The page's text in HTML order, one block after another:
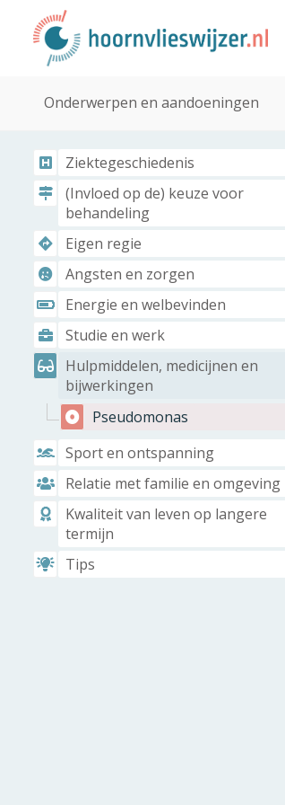
Onderwerpen en aandoeningen
Ziektegeschiedenis
(Invloed op de) keuze voor
behandeling
Eigen regie
Angsten en zorgen
Energie en welbevinden
Studie en werk
Hulpmiddelen, medicijnen en
bijwerkingen
Pseudomonas
Sport en ontspanning
Relatie met familie en omgeving
Kwaliteit van leven op langere
termijn
Tips